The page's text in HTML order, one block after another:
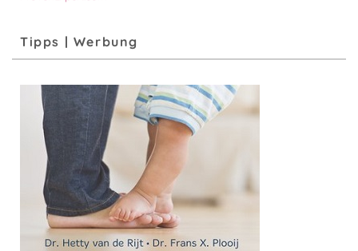
Tipps | Werbung